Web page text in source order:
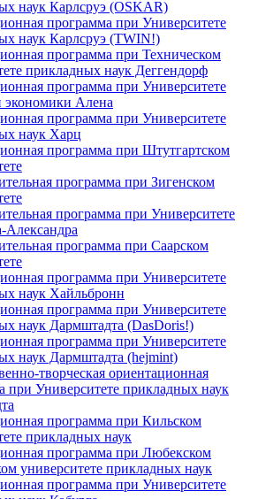
наук Карлсруэ (OSKAR)
программа при Университете
наук Карлсруэ (TWIN!)
программа при Техническом
прикладных наук Деггендорф
программа при Университете
экономики Алена
программа при Университете
наук Харц
программа при Штутгартском
программа при Зигенском
программа при Университете
программа при Саарском
программа при Университете
наук Хайльбронн
программа при Университете
наук Дармштадта (DasDoris!)
программа при Университете
наук Дармштадта (hejmint)
творческая ориентационная
при Университете прикладных наук
программа при Кильском
прикладных наук
программа при Любекском
университете прикладных наук
программа при Университете